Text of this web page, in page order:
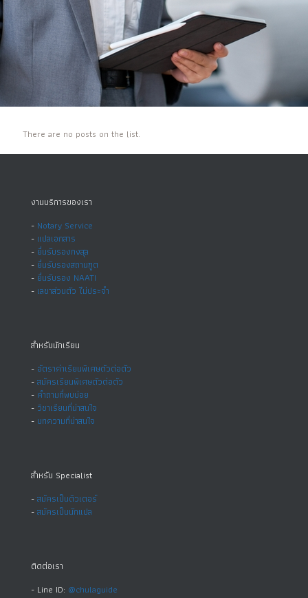
There are no posts on the list.
งานบริการของเรา
- Notary Service
- แปลเอกสาร
- ยื่นรับรองกงสุล
- ยื่นรับรองสถานฑูต
- ยื่นรับรอง NAATI
- เลขาส่วนตัว ไม่ประจำ
สำหรับนักเรียน
- อัตราค่าเรียนพิเศษตัวต่อตัว
-สมัครเรียนพิเศษตัวต่อตัว
- คำถามที่พบบ่อย
- วิชาเรียนที่น่าสนใจ
- บทความที่น่าสนใจ
สำหรับ Specialist
-สมัครเป็นติวเตอร์
-สมัครเป็นนักแปล
ติดต่อเรา
- Line ID: @chulaguide